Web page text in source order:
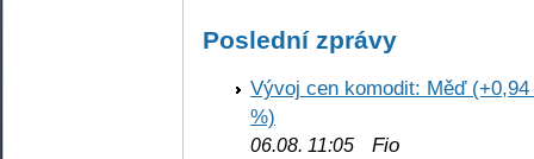
Poslední zprávy
Vývoj cen komodit: Měď
%)
06.08. 11:05 Fio